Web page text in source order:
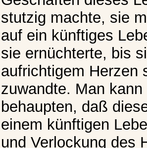
stutzig machte, sie
auf ein künftiges
sie ernüchterte, bis
aufrichtigem Herzen
zuwandte. Man
behaupten, daß
einem künftigen
und Verlockung des